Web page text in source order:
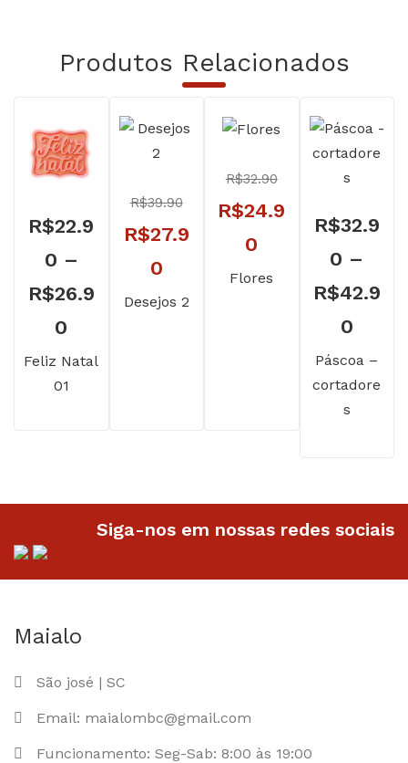
Produtos Relacionados
R$22.9
0 –
R$26.9
0
de
preço:
Feliz Natal
01
R$39.90
O
preço
original
R$27.9
0O
preço
Desejos 2
R$32.90
O
preço
original
R$24.9
0
preço
R$24.90.
Flores
R$32.9
0 –
R$42.9
0Faixa
de
Páscoa –
cortadore
s
Siga-nos em nossas redes sociais
Maialo
São josé | SC
Email: maialombc@gmail.com
Funcionamento: Seg-Sab: 8:00 às 19:00